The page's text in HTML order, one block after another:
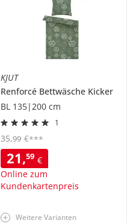
KJUT
Renforcé Bettwäsche Kicker
BL 135|200 cm
1
21,59 €
Online zum
Kundenkartenpreis
35,99 €***
Weitere Varianten